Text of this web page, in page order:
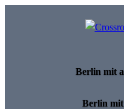
Berlin mit
Berlin mit